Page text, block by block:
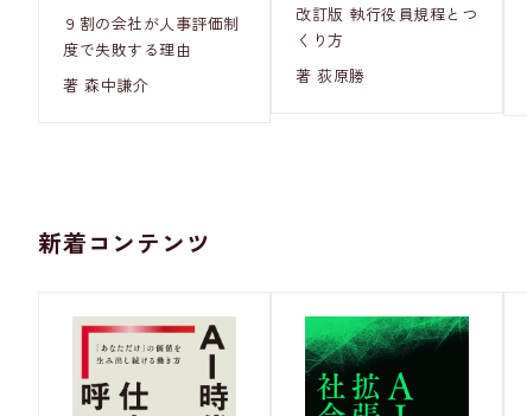
９割の会社が人事評価制
度で失敗する理由
著 森中謙介
改訂版 執行役員規程とつ
くり方
著 荻原勝
新着コンテンツ